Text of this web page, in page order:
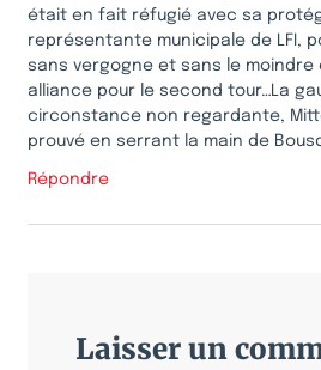
était en fait réfugié avec sa
représentante municipale de LFI,
sans vergogne et sans le moindre
alliance pour le second tour…La
circonstance non regardante,
prouvé en serrant la main de
Répondre
Laisser un